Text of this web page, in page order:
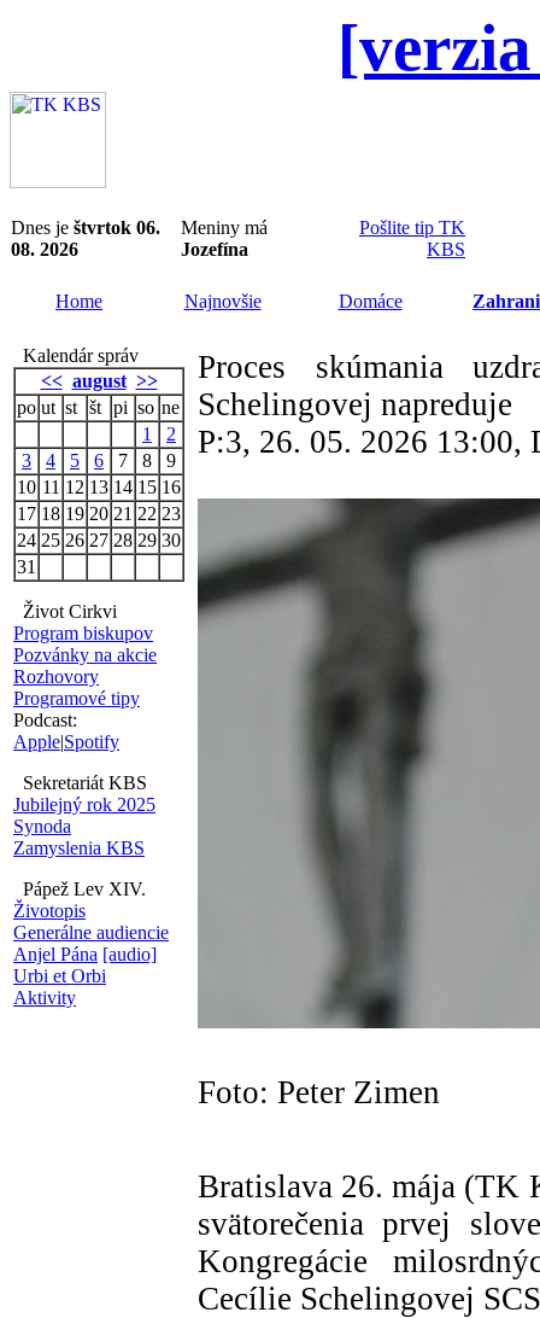
Dnes je štvrtok 06.
08. 2026
Meniny má
Jozefína
Pošlite tip TK
KBS
Home Najnovšie Domáce
Kalendár správ
<< august >>
po ut st št pi so ne
1
2
3
4 5 6 7 8
9
10 11 12 13 14 15 16
17 18 19 20 21 22 23
24 25 26 27 28 29 30
31
Život Cirkvi
Program biskupov
Pozvánky na akcie
Rozhovory
Programové tipy
Podcast:
Apple|Spotify
Sekretariát KBS
Jubilejný rok 2025
Synoda
Zamyslenia KBS
Pápež Lev XIV.
Životopis
Generálne audiencie
Anjel Pána [audio]
Urbi et Orbi
Aktivity
Proces skúmania
Schelingovej napreduje
P:3, 26. 05. 2026 13:00,
Foto: Peter Zimen
Bratislava 26. mája (TK
svätorečenia prvej
Kongregácie
Cecílie Schelingovej